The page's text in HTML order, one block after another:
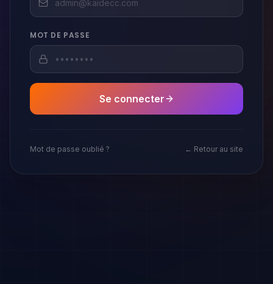
MOT DE PASSE
Se connecter
Mot de passe oublié ? ← Retour au site